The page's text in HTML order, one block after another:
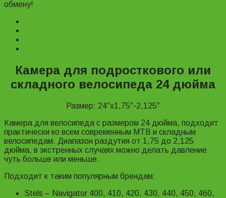
обмену!
Камера для подросткового или
складного велосипеда 24 дюйма
Размер: 24″x1,75″-2,125″
Камера для велосипеда с размером 24 дюйма, подходит
практически ко всем современным MTB и складным
велосипедам. Диапазон раздутия от 1,75 до 2,125
дюйма, в экстренных случаях можно делать давление
чуть больше или меньше.
Подходит к таким популярным брендам:
Stels – Navigator 400, 410, 420, 430, 440, 450, 460,